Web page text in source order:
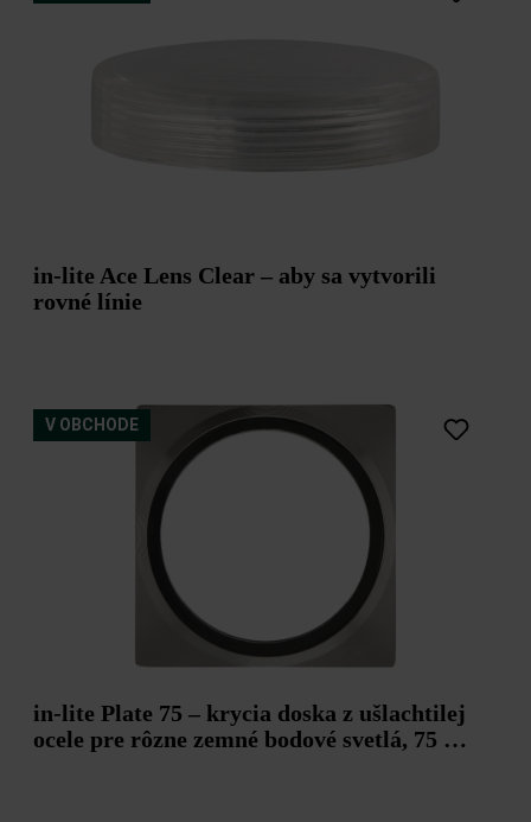
in-lite Ace Lens Clear – aby sa vytvorili
rovné línie
V OBCHODE
in-lite Plate 75 – krycia doska z ušlachtilej
ocele pre rôzne zemné bodové svetlá, 75 x